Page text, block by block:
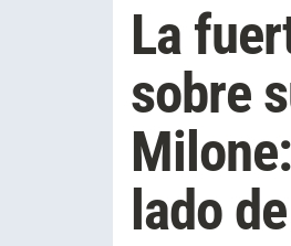
La
sobre
lado